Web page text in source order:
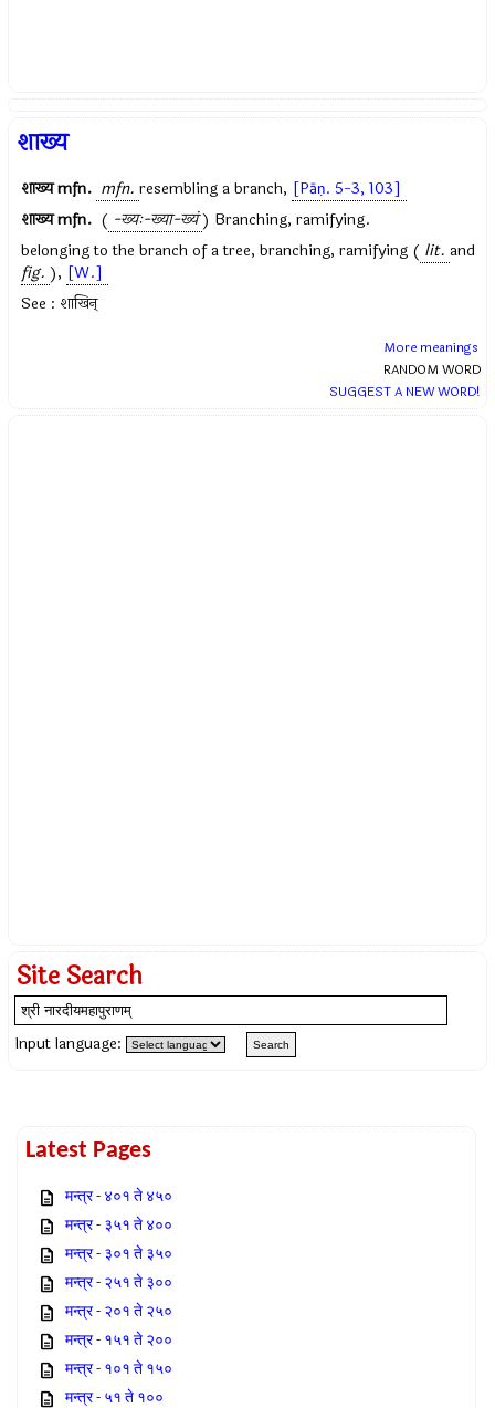
शाख्य
शाख्यmfn. mfn. resembling a branch, [Pāṇ. 5-3, 103]
शाख्यmfn. ( -ख्यः-ख्या-ख्यं) Branching, ramifying.
belonging to the branch of a tree, branching, ramifying ( lit. and
fig. ), [W.]
See : शाखिन्
More meanings
RANDOM WORD
SUGGEST A NEW WORD!
Site Search
Input language:
Latest Pages
मन्त्र - ४०१ ते ४५०
मन्त्र - ३५१ ते ४००
मन्त्र - ३०१ ते ३५०
मन्त्र - २५१ ते ३००
मन्त्र - २०१ ते २५०
मन्त्र - १५१ ते २००
मन्त्र - १०१ ते १५०
मन्त्र - ५१ ते १००